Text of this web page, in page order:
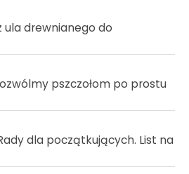
ula drewnianego do
pszczołom po prostu
dla początkujących. List na